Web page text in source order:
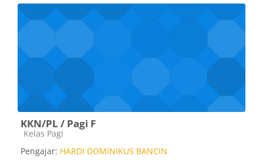
KKN/PL / Pagi F
Kategori kursus
Kelas Pagi
Pengajar: HARDI DOMINIKUS BANCIN